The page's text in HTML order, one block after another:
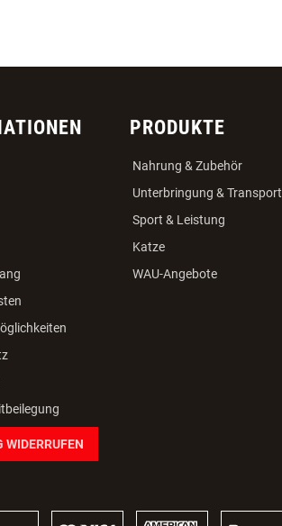
WIDERRUFEN
PRODUKTE
Nahrung & Zubehör
Unterbringung & Transport
Sport & Leistung
Katze
WAU-Angebote